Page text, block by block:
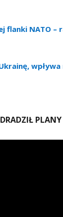
flanki NATO –
wpływa